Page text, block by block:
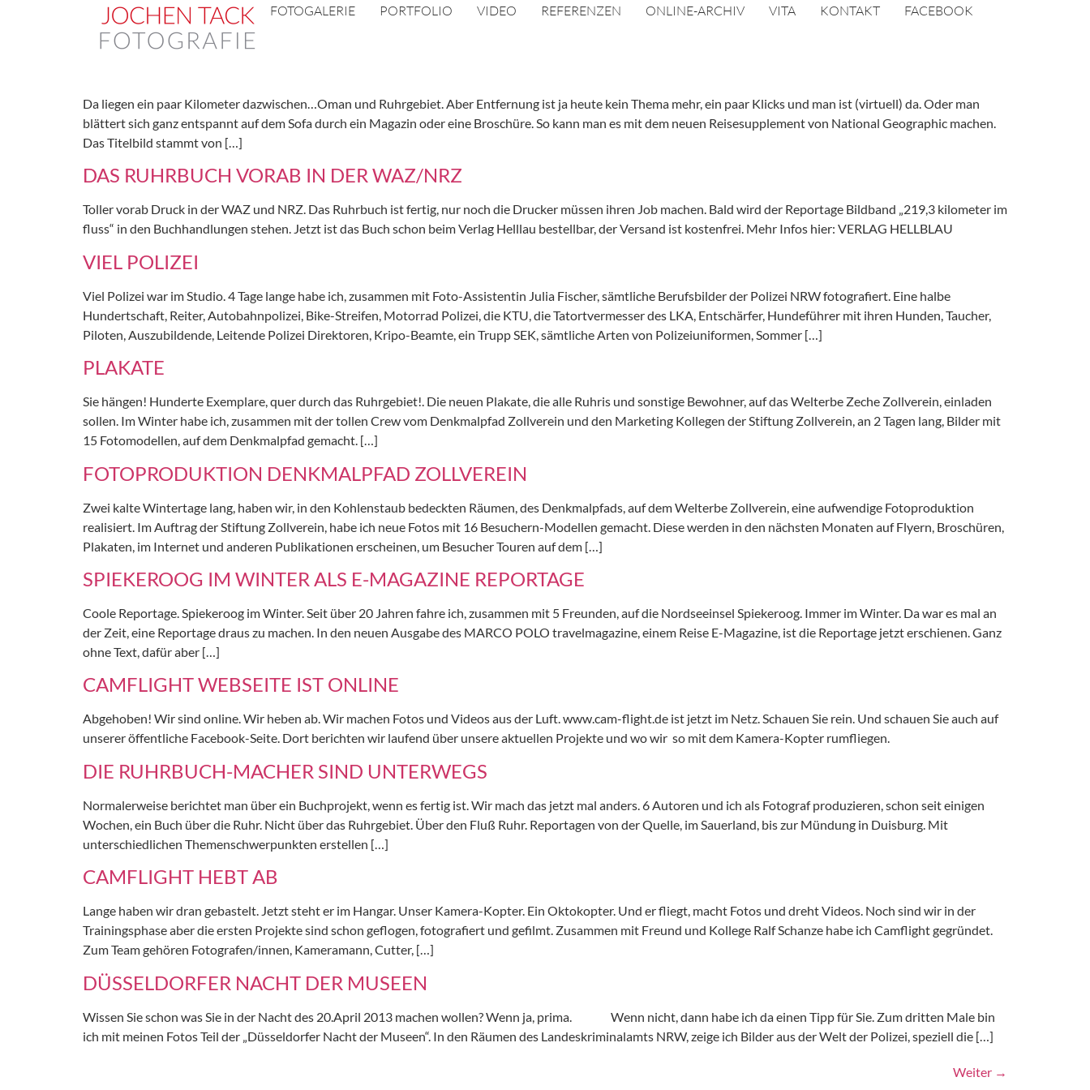
FOTOGALERIE PORTFOLIO VIDEO REFERENZEN ONLINE-ARCHIV VITA KONTAKT FACEBOOK
Autor:k1@ud1a
Da liegen ein paar Kilometer dazwischen…Oman und Ruhrgebiet. Aber Entfernung ist ja heute kein Thema mehr, ein paar Klicks und man ist (virtuell) da. Oder man
blättert sich ganz entspannt auf dem Sofa durch ein Magazin oder eine Broschüre. So kann man es mit dem neuen Reisesupplement von National Geographic machen.
Das Titelbild stammt von […]
DAS RUHRBUCH VORAB IN DER WAZ/NRZ
Toller vorab Druck in der WAZ und NRZ. Das Ruhrbuch ist fertig, nur noch die Drucker müssen ihren Job machen. Bald wird der Reportage Bildband „219,3 kilometer im
fluss“ in den Buchhandlungen stehen. Jetzt ist das Buch schon beim Verlag Helllau bestellbar, der Versand ist kostenfrei. Mehr Infos hier: VERLAG HELLBLAU
VIEL POLIZEI
Viel Polizei war im Studio. 4 Tage lange habe ich, zusammen mit Foto-Assistentin Julia Fischer, sämtliche Berufsbilder der Polizei NRW fotografiert. Eine halbe
Hundertschaft, Reiter, Autobahnpolizei, Bike-Streifen, Motorrad Polizei, die KTU, die Tatortvermesser des LKA, Entschärfer, Hundeführer mit ihren Hunden, Taucher,
Piloten, Auszubildende, Leitende Polizei Direktoren, Kripo-Beamte, ein Trupp SEK, sämtliche Arten von Polizeiuniformen, Sommer […]
PLAKATE
Sie hängen! Hunderte Exemplare, quer durch das Ruhrgebiet!. Die neuen Plakate, die alle Ruhris und sonstige Bewohner, auf das Welterbe Zeche Zollverein, einladen
sollen. Im Winter habe ich, zusammen mit der tollen Crew vom Denkmalpfad Zollverein und den Marketing Kollegen der Stiftung Zollverein, an 2 Tagen lang, Bilder mit
15 Fotomodellen, auf dem Denkmalpfad gemacht. […]
FOTOPRODUKTION DENKMALPFAD ZOLLVEREIN
Zwei kalte Wintertage lang, haben wir, in den Kohlenstaub bedeckten Räumen, des Denkmalpfads, auf dem Welterbe Zollverein, eine aufwendige Fotoproduktion
realisiert. Im Auftrag der Stiftung Zollverein, habe ich neue Fotos mit 16 Besuchern-Modellen gemacht. Diese werden in den nächsten Monaten auf Flyern, Broschüren,
Plakaten, im Internet und anderen Publikationen erscheinen, um Besucher Touren auf dem […]
SPIEKEROOG IM WINTER ALS E-MAGAZINE REPORTAGE
Coole Reportage. Spiekeroog im Winter. Seit über 20 Jahren fahre ich, zusammen mit 5 Freunden, auf die Nordseeinsel Spiekeroog. Immer im Winter. Da war es mal an
der Zeit, eine Reportage draus zu machen. In den neuen Ausgabe des MARCO POLO travelmagazine, einem Reise E-Magazine, ist die Reportage jetzt erschienen. Ganz
ohne Text, dafür aber […]
CAMFLIGHT WEBSEITE IST ONLINE
Abgehoben! Wir sind online. Wir heben ab. Wir machen Fotos und Videos aus der Luft. www.cam-flight.de ist jetzt im Netz. Schauen Sie rein. Und schauen Sie auch auf
unserer öffentliche Facebook-Seite. Dort berichten wir laufend über unsere aktuellen Projekte und wo wir so mit dem Kamera-Kopter rumfliegen.
DIE RUHRBUCH-MACHER SIND UNTERWEGS
Normalerweise berichtet man über ein Buchprojekt, wenn es fertig ist. Wir mach das jetzt mal anders. 6 Autoren und ich als Fotograf produzieren, schon seit einigen
Wochen, ein Buch über die Ruhr. Nicht über das Ruhrgebiet. Über den Fluß Ruhr. Reportagen von der Quelle, im Sauerland, bis zur Mündung in Duisburg. Mit
unterschiedlichen Themenschwerpunkten erstellen […]
CAMFLIGHT HEBT AB
Lange haben wir dran gebastelt. Jetzt steht er im Hangar. Unser Kamera-Kopter. Ein Oktokopter. Und er fliegt, macht Fotos und dreht Videos. Noch sind wir in der
Trainingsphase aber die ersten Projekte sind schon geflogen, fotografiert und gefilmt. Zusammen mit Freund und Kollege Ralf Schanze habe ich Camflight gegründet.
Zum Team gehören Fotografen/innen, Kameramann, Cutter, […]
DÜSSELDORFER NACHT DER MUSEEN
Wissen Sie schon was Sie in der Nacht des 20.April 2013 machen wollen? Wenn ja, prima. Wenn nicht, dann habe ich da einen Tipp für Sie. Zum dritten Male bin
ich mit meinen Fotos Teil der „Düsseldorfer Nacht der Museen“. In den Räumen des Landeskriminalamts NRW, zeige ich Bilder aus der Welt der Polizei, speziell die […]
Weiter →